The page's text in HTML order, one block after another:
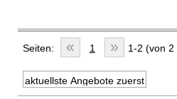
Seiten: « 1 » 1-2 (von 2